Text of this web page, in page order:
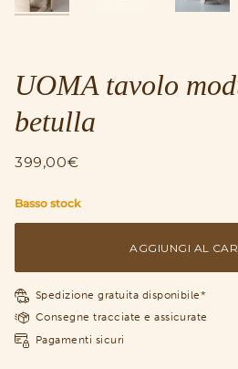
UOMA tavolo
betulla
399,00€
Basso stock
AGGIUNGI AL
Spedizione gratuita disponibile*
Consegne tracciate e assicurate
Pagamenti sicuri